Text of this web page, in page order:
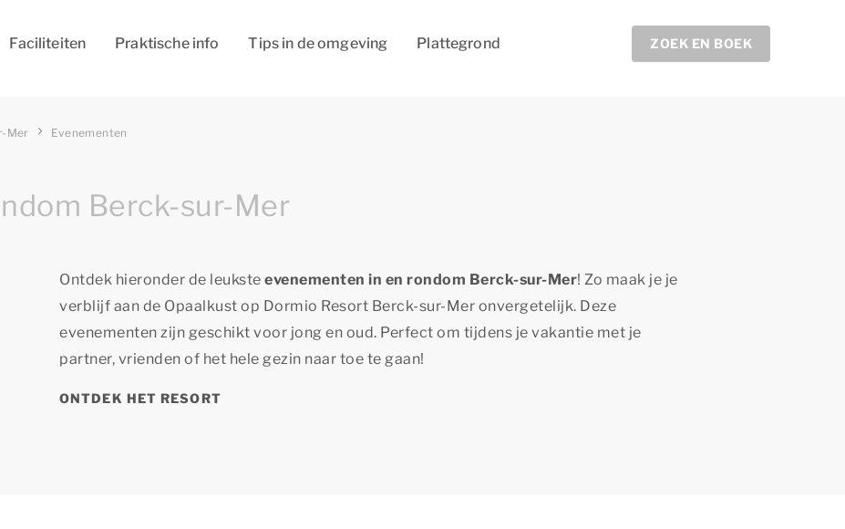
Faciliteiten Praktische info Tips in de omgeving Plattegrond ZOEK EN BOEK
Mer Evenementen
Berck-sur-Mer
Ontdek hieronder de leukste evenementen in en rondom Berck-sur-Mer! Zo maak je je
verblijf aan de Opaalkust op Dormio Resort Berck-sur-Mer onvergetelijk. Deze
evenementen zijn geschikt voor jong en oud. Perfect om tijdens je vakantie met je
partner, vrienden of het hele gezin naar toe te gaan!
ONTDEK HET RESORT